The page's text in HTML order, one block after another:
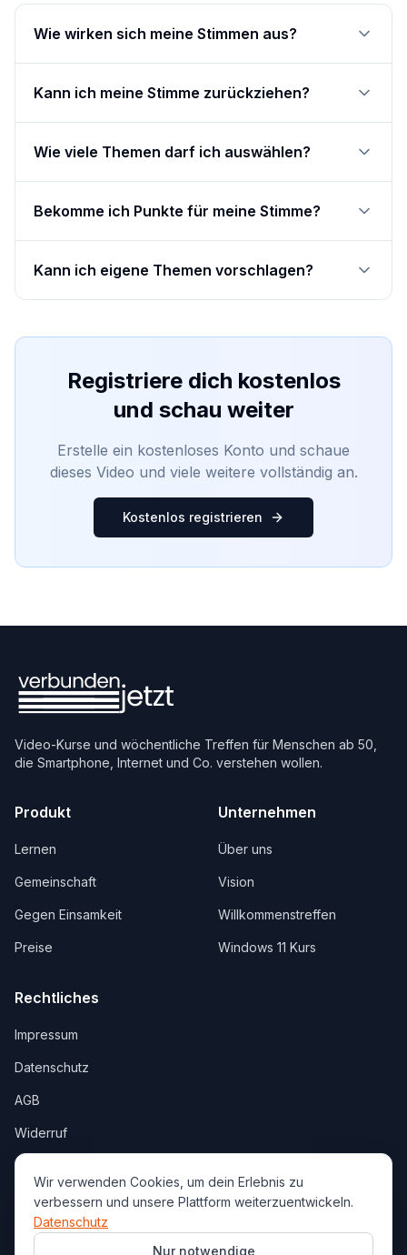
Wie wirken sich meine Stimmen aus?
Kann ich meine Stimme zurückziehen?
Wie viele Themen darf ich auswählen?
Bekomme ich Punkte für meine Stimme?
Kann ich eigene Themen vorschlagen?
Registriere dich kostenlos
und schau weiter
Erstelle ein kostenloses Konto und schaue
dieses Video und viele weitere vollständig an.
Kostenlos registrieren
Video-Kurse und wöchentliche Treffen für Menschen ab 50,
die Smartphone, Internet und Co. verstehen wollen.
Produkt
Lernen
Gemeinschaft
Gegen Einsamkeit
Preise
Unternehmen
Über uns
Vision
Willkommenstreffen
Windows 11 Kurs
Rechtliches
Impressum
Datenschutz
AGB
Widerruf
Mit ❤️ entwickelt in Köln & Hamburg
Wir verwenden Cookies, um dein Erlebnis zu
verbessern und unsere Plattform weiterzuentwickeln.
Datenschutz
Nur notwendige